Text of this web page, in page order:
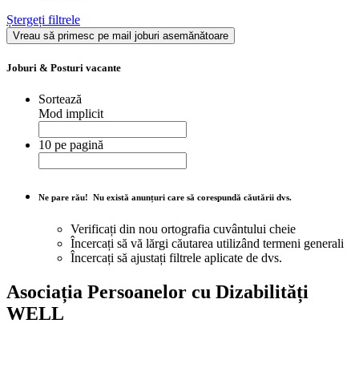
Ștergeți filtrele
Vreau să primesc pe mail joburi asemănătoare
Joburi & Posturi vacante
Sortează
Mod implicit
10 pe pagină
Ne pare rău! Nu există anunțuri care să corespundă căutării dvs.
Verificați din nou ortografia cuvântului cheie
Încercați să vă lărgi căutarea utilizând termeni generali
Încercați să ajustați filtrele aplicate de dvs.
Asociația Persoanelor cu Dizabilități
WELL